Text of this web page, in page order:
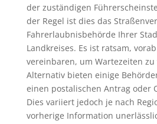
der zuständigen
der Regel ist dies das
Fahrerlaubnisbehörde Ihrer
Landkreises. Es ist ratsam,
vereinbaren, um Wartezeiten
Alternativ bieten einige
einen postalischen Antrag oder
Dies variiert jedoch je nach
vorherige Information